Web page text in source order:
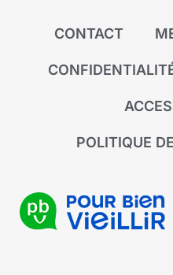
CONTACT
POLITIQUE